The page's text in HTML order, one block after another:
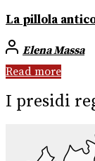
La pillola
Elena Massa
Read more
I presidi